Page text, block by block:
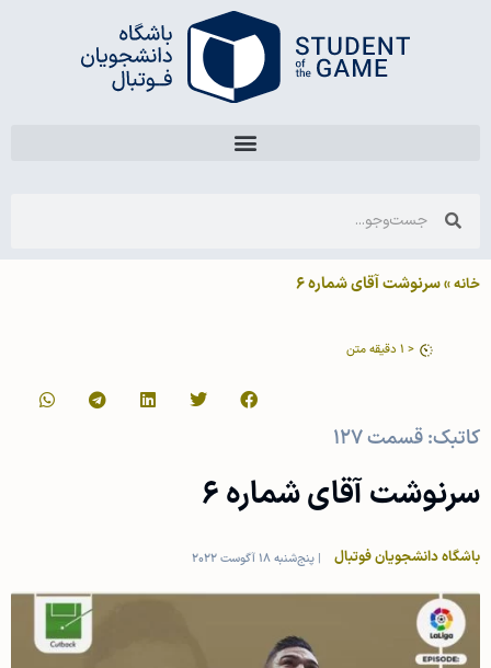
خانه»سرنوشت آقای شماره ۶
< 1 دقیقه متن
کاتبک: قسمت ۱۲۷
سرنوشت آقای شماره ۶
باشگاه دانشجویان فوتبال | پنج‌شنبه 18 آگوست 2022